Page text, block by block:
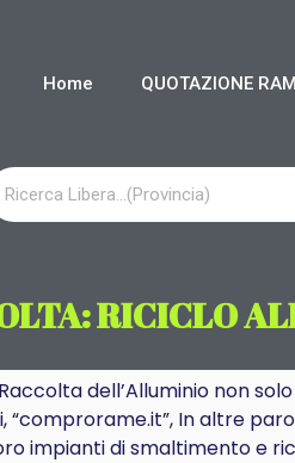
Home QUOTAZIONE
RICICLO
dell’Alluminio non
In altre
impianti di smaltimento e